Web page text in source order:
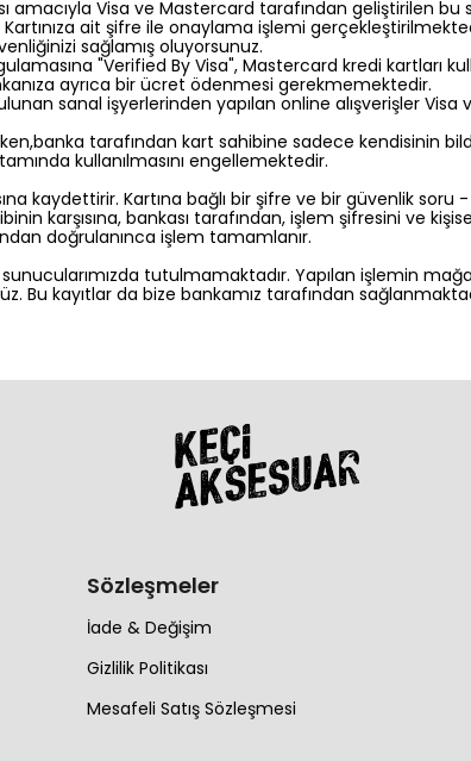
amacıyla Visa ve Mastercard tarafından geliştirilen bu
ait şifre ile onaylama işlemi
sağlamış oluyorsunuz.
"Verified By Visa", Mastercard kredi kartları
ayrıca bir ücret ödenmesi gerekmemektedir.
sanal işyerlerinden yapılan online alışverişler Visa
tarafından kart sahibine sadece kendisinin
kullanılmasını engellemektedir.
kaydettirir. Kartına bağlı bir şifre ve bir güvenlik
karşısına, bankası tarafından, işlem şifresini ve
doğrulanınca işlem tamamlanır.
sunucularımızda tutulmamaktadır. Yapılan işlemin
Bu kayıtlar da bize bankamız tarafından
Sözleşmeler
İade & Değişim
Gizlilik Politikası
Mesafeli Satış Sözleşmesi